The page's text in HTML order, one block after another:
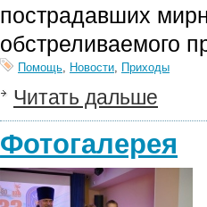
пострадавших
обстреливаемого
Помощь, Новости, Приходы
Читать дальше
Фотогалерея